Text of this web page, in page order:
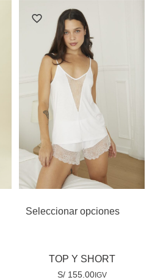
Seleccionar opciones
TOP Y SHORT
S/155.00IGV